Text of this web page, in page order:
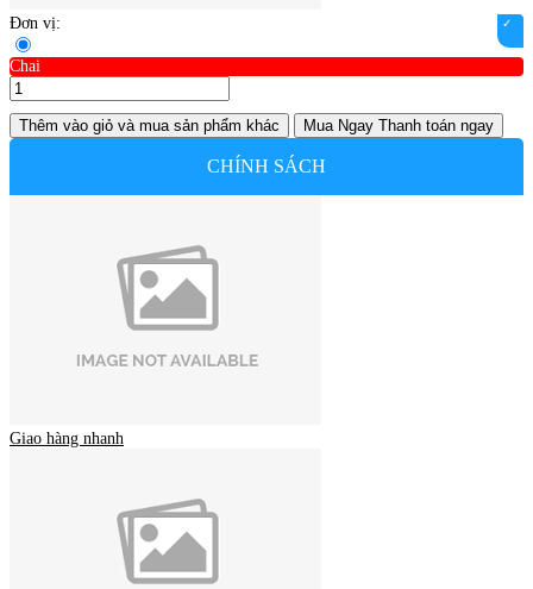
Đơn vị:
Chai
Thêm vào giỏ và mua sản phẩm khác Mua Ngay Thanh toán ngay
CHÍNH SÁCH
Giao hàng nhanh